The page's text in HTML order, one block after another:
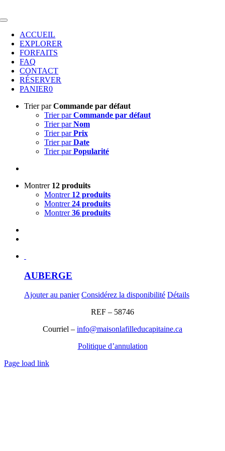
au
Toggle
NavigationACCUEIL
EXPLORER
FORFAITS
FAQ
CONTACT
RÉSERVER
PANIER0
Trier parCommande par défaut
Trier parCommande par défaut
Trier parNom
Trier parPrix
Trier parDate
Trier parPopularité
Montrer 12 produits
Montrer 12 produits
Montrer24 produits
Montrer36 produits
AUBERGE
Ajouter au panier Considérez la disponibilité Détails
REF – 58746
Courriel – info@maisonlafilleducapitaine.ca
Politique d’annulation
Page load link